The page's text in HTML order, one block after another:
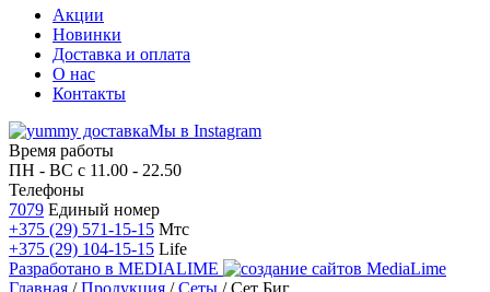
Акции
Новинки
Доставка и оплата
О нас
Контакты
Мы в Instagram
Время работы
ПН - ВС с 11.00 - 22.50
Телефоны
7079 Единый номер
+375 (29) 571-15-15 Мтс
+375 (29) 104-15-15 Life
Разработано в MEDIALIME
Главная /Продукция /Сеты /Сет Биг